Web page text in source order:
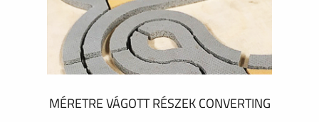
MÉRETRE VÁGOTT RÉSZEK CONVERTING